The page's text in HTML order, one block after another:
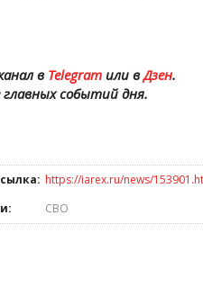
вTelegramили вДзен.
главных событий дня.
https://iarex.ru/news/
СВО